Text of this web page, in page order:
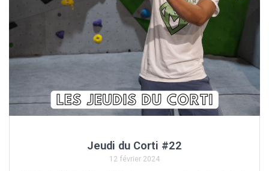
Jeudi du Corti #22
12 février 2024